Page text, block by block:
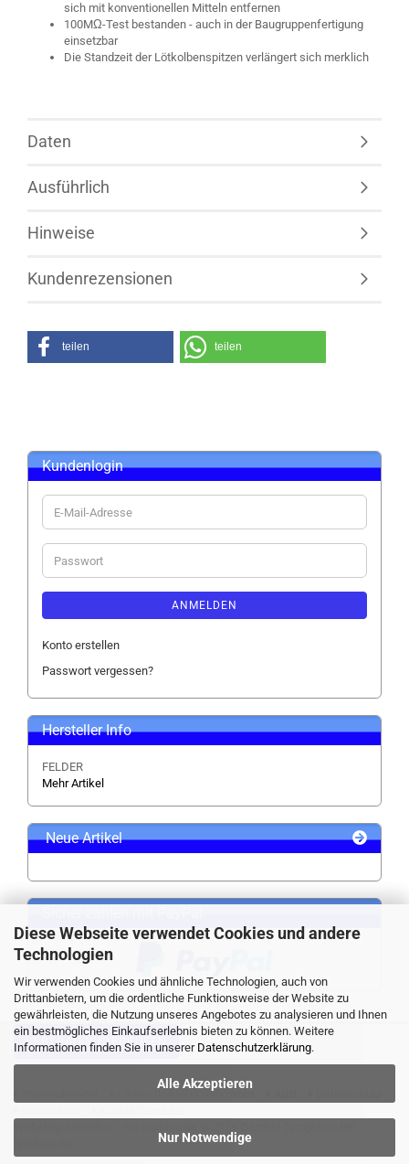
Diese Webseite verwendet Cookies und andere
Technologien
Wir verwenden Cookies und ähnliche Technologien, auch von
Drittanbietern, um die ordentliche Funktionsweise der Website zu
gewährleisten, die Nutzung unseres Angebotes zu analysieren und Ihnen
ein bestmögliches Einkaufserlebnis bieten zu können. Weitere
Informationen finden Sie in unserer Datenschutzerklärung.
Alle Akzeptieren
Nur Notwendige
sich mit konventionellen Mitteln entfernen
100MΩ-Test bestanden - auch in der Baugruppenfertigung
einsetzbar
Die Standzeit der Lötkolbenspitzen verlängert sich merklich
Daten
Ausführlich
Hinweise
Kundenrezensionen
teilen teilen
Kundenlogin
E-
Mail-
Adresse
Passwort
ANMELDEN
Konto erstellen
Passwort vergessen?
Hersteller Info
FELDER
Mehr Artikel
Neue Artikel
VERTRAG WIDERRUFEN
Liefer- und Versandkosten